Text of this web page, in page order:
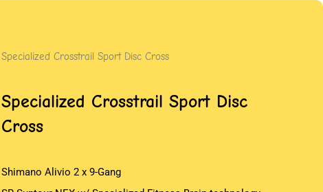
Specialized Crosstrail Sport Disc Cross
Specialized Crosstrail Sport Disc
Cross
Shimano Alivio 2 x 9-Gang